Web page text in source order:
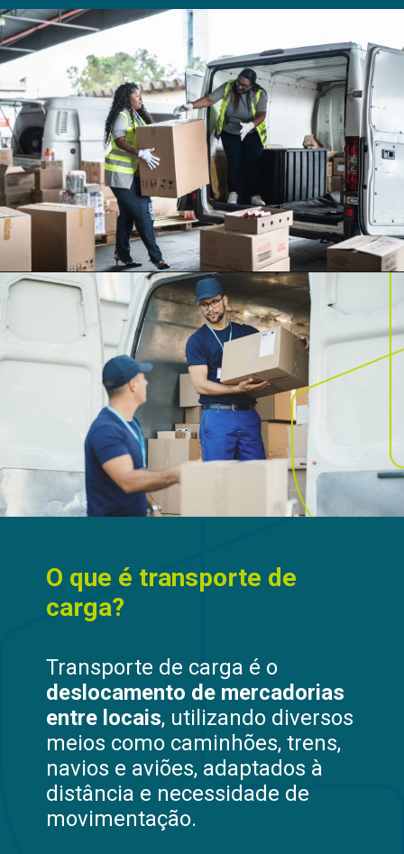
O que é transporte de
carga?
Transporte de carga é o
deslocamento de mercadorias
entre locais, utilizando diversos
meios como caminhões, trens,
navios e aviões, adaptados à
distância e necessidade de
movimentação.